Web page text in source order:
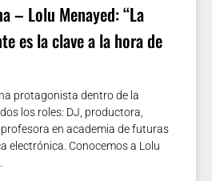
– Lolu Menayed: “La
es la clave a la hora de
protagonista dentro de la
los roles: DJ, productora,
en academia de futuras
electrónica. Conocemos a Lolu